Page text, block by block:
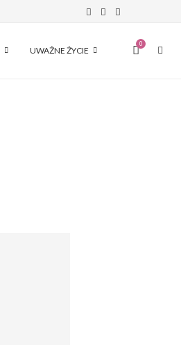
UWAŻNE ŻYCIE
0